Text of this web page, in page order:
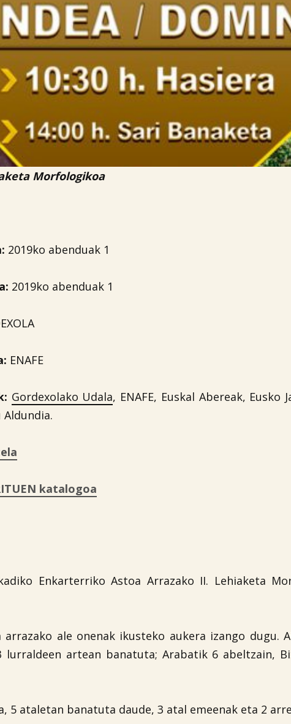
Morfologikoa
2019ko abenduak 1
2019ko abenduak 1
ENAFE
Gordexolako Udala, ENAFE, Euskal Abereak, Eusko
Aldundia.
katalogoa
Enkarterriko Astoa Arrazako II. Lehiaketa
ale onenak ikusteko aukera izango dugu.
artean banatuta; Arabatik 6 abeltzain,
ataletan banatuta daude, 3 atal emeenak eta 2